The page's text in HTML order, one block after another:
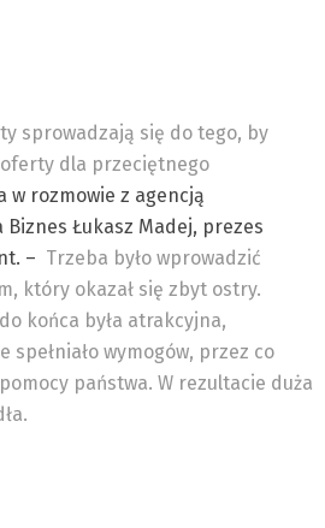
sprowadzają się do tego, by
dla przeciętnego
w rozmowie z agencją
Łukasz Madej, prezes
– Trzeba było wprowadzić
który okazał się zbyt ostry.
końca była atrakcyjna,
spełniało wymogów, przez co
państwa. W rezultacie duża